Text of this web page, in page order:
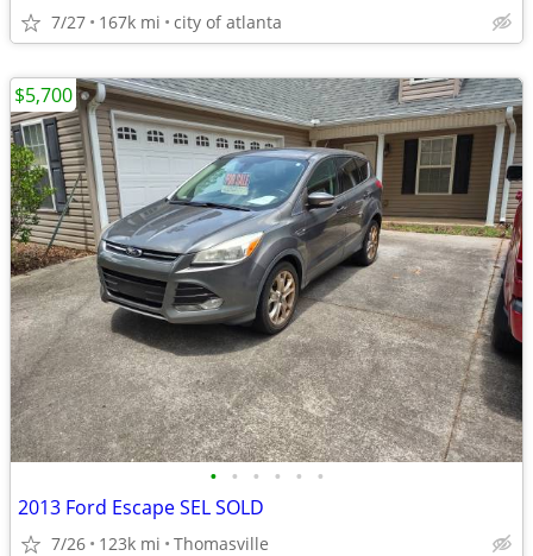
7/27 167k mi city of atlanta
• • • • • •
2013 Ford Escape SEL SOLD
7/26 123k mi Thomasville
$5,700